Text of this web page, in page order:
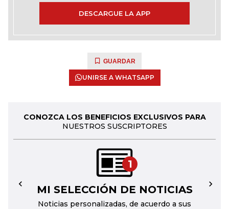
DESCARGUE LA APP
GUARDAR
UNIRSE A WHATSAPP
CONOZCA LOS BENEFICIOS EXCLUSIVOS PARA
NUESTROS SUSCRIPTORES
1
MI SELECCIÓN DE NOTICIAS
Noticias personalizadas, de acuerdo a sus
← →